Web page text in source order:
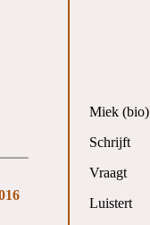
Miek (bio)
Schrijft
Vraagt
Luistert